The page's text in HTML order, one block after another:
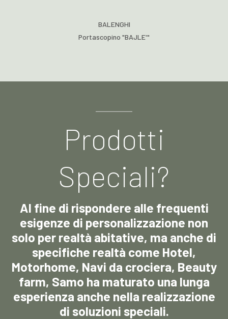
BALENGHI
Portascopino "BAJLE'"
Prodotti
Speciali?
Al fine di rispondere alle frequenti
esigenze di personalizzazione non
solo per realtà abitative, ma anche di
specifiche realtà come Hotel,
Motorhome, Navi da crociera, Beauty
farm, Samo ha maturato una lunga
esperienza anche nella realizzazione
di soluzioni speciali.